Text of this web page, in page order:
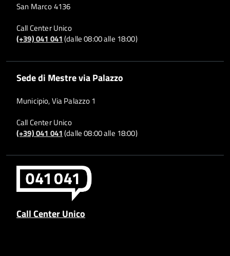
San Marco 4136
Call Center Unico
(+39) 041 041(dalle 08:00 alle 18:00)
Sede di Mestre via Palazzo
Municipio, Via Palazzo 1
Call Center Unico
(+39) 041 041(dalle 08:00 alle 18:00)
Call Center Unico